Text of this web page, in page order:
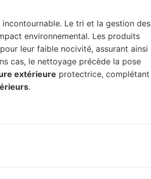
Le tri et la gestion des
environnemental. Les produits
leur faible nocivité, assurant ainsi
cas, le nettoyage précède la pose
extérieure protectrice, complétant
.